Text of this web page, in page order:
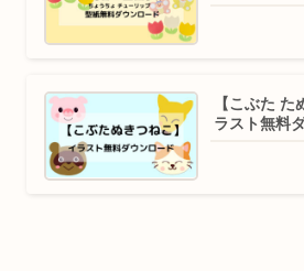
【こぶた
ラスト無料